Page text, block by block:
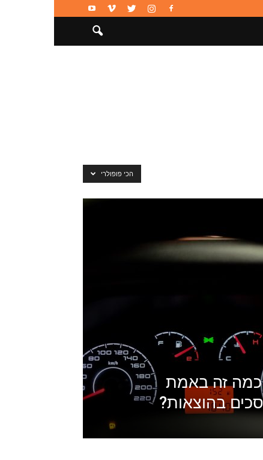
הכי פופולרי
זה באמת
בהוצאות?